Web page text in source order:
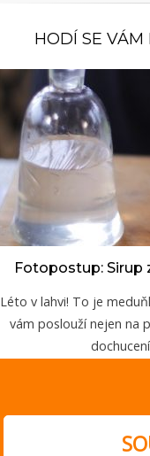
HODÍ SE VÁM
Fotopostup: Sirup
Léto v lahvi! To je
vám poslouží nejen na